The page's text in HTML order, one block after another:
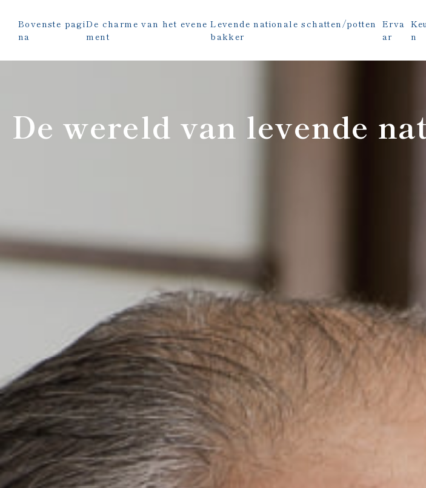
Bovenste pagi
na
De charme van het evene
ment
Levende nationale schatten/potten
bakker
Erva
ar
n
De wereld van levende